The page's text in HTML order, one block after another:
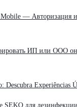
— Авторизация
ИП или ООО
Descubra Experiências
SEKO для